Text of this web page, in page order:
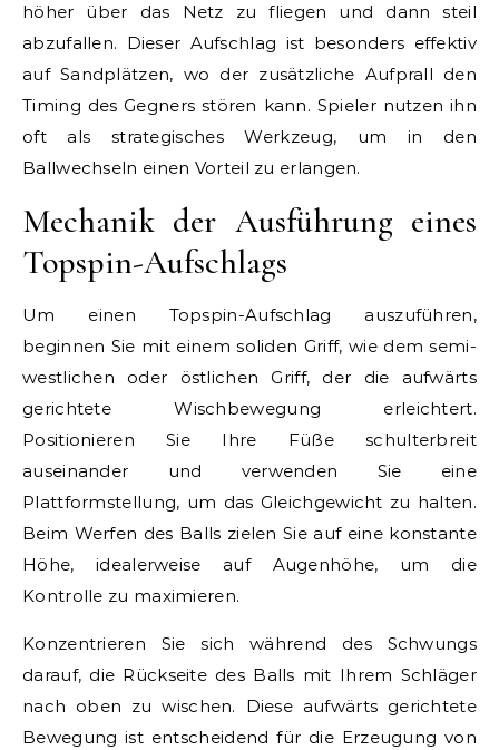
höher über das Netz zu fliegen und dann steil
abzufallen. Dieser Aufschlag ist besonders effektiv
auf Sandplätzen, wo der zusätzliche Aufprall den
Timing des Gegners stören kann. Spieler nutzen ihn
oft als strategisches Werkzeug, um in den
Ballwechseln einen Vorteil zu erlangen.
Mechanik der Ausführung eines
Topspin-Aufschlags
Um einen Topspin-Aufschlag auszuführen,
beginnen Sie mit einem soliden Griff, wie dem semi-
westlichen oder östlichen Griff, der die aufwärts
gerichtete Wischbewegung erleichtert.
Positionieren Sie Ihre Füße schulterbreit
auseinander und verwenden Sie eine
Plattformstellung, um das Gleichgewicht zu halten.
Beim Werfen des Balls zielen Sie auf eine konstante
Höhe, idealerweise auf Augenhöhe, um die
Kontrolle zu maximieren.
Konzentrieren Sie sich während des Schwungs
darauf, die Rückseite des Balls mit Ihrem Schläger
nach oben zu wischen. Diese aufwärts gerichtete
Bewegung ist entscheidend für die Erzeugung von